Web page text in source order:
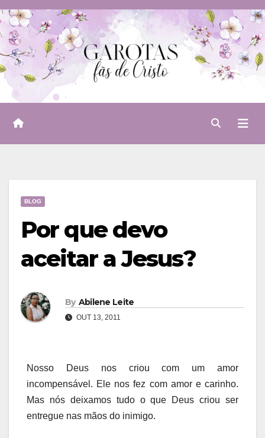
Skip
to
content
BLOG
Por que devo
aceitar a Jesus?
By Abilene Leite
OUT 13, 2011
Nosso Deus nos criou com um amor
incompensável. Ele nos fez com amor e carinho.
Mas nós deixamos tudo o que Deus criou ser
entregue nas mãos do inimigo.